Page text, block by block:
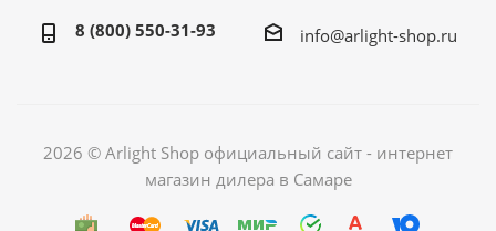
8 (800) 550-31-93 info@arlight-shop.ru
2026 © Arlight Shop официальный сайт - интернет
магазин дилера в Самаре